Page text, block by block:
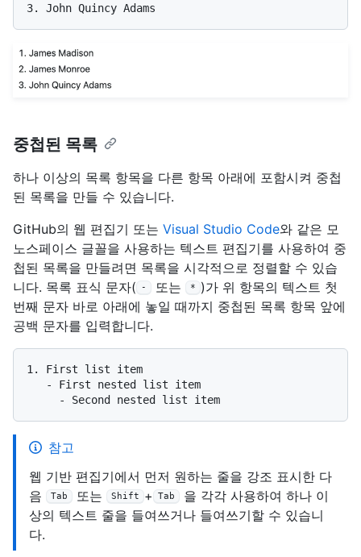
3.
중첩된 목록
하나 이상의 목록 항목을 다른 항목 아래에 포함시켜 중첩
된 목록을 만들 수 있습니다.
GitHub의 웹 편집기 또는 Visual Studio Code와 같은 모
노스페이스 글꼴을 사용하는 텍스트 편집기를 사용하여 중
첩된 목록을 만들려면 목록을 시각적으로 정렬할 수 있습
니다. 목록 표식 문자(
- 또는 *
)가 위 항목의 텍스트 첫
번째 문자 바로 아래에 놓일 때까지 중첩된 목록 항목 앞에
공백 문자를 입력합니다.
1.
   -
     -
참고
웹 기반 편집기에서 먼저 원하는 줄을 강조 표시한 다
음
Tab 또는 Shift + Tab
을 각각 사용하여 하나 이
상의 텍스트 줄을 들여쓰거나 들여쓰기할 수 있습니
다.